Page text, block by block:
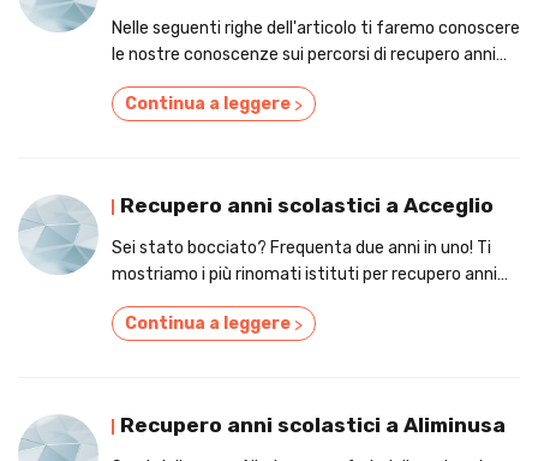
Nelle seguenti righe dell'articolo ti faremo conoscere
le nostre conoscenze sui percorsi di recupero anni
Continua a leggere >
Recupero anni scolastici a Acceglio
Sei stato bocciato? Frequenta due anni in uno! Ti
mostriamo i più rinomati istituti per recupero anni
Continua a leggere >
Recupero anni scolastici a Aliminusa